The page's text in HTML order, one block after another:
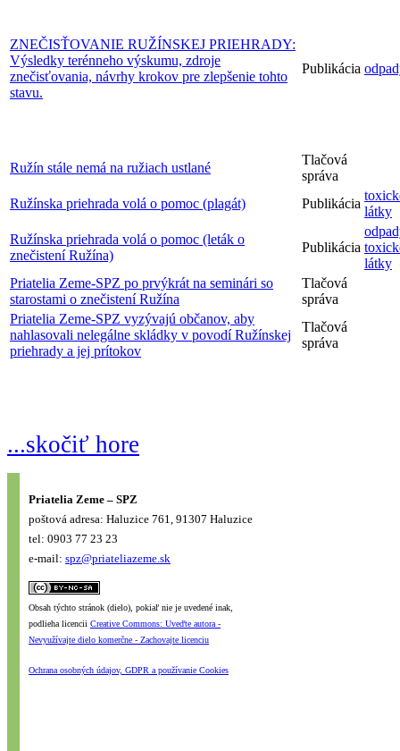
ZNEČISŤOVANIE RUŽÍNSKEJ PRIEHRADY:
Výsledky terénneho výskumu, zdroje
znečisťovania, návrhy krokov pre zlepšenie tohto
stavu.
Publikácia
Ružín stále nemá na ružiach ustlané
Tlačová
správa
Ružínska priehrada volá o pomoc (plagát)
Publikácia
látky
Ružínska priehrada volá o pomoc (leták o
znečistení Ružína)
Publikácia
látky
Priatelia Zeme-SPZ po prvýkrát na seminári so
starostami o znečistení Ružína
Tlačová
správa
Priatelia Zeme-SPZ vyzývajú občanov, aby
nahlasovali nelegálne skládky v povodí Ružínskej
priehrady a jej prítokov
Tlačová
správa
...skočiť hore
Priatelia Zeme – SPZ
poštová adresa: Haluzice 761, 91307 Haluzice
tel: 0903 77 23 23
e-mail: spz@priateliazeme.sk
Obsah týchto stránok (dielo), pokiaľ nie je uvedené inak,
podlieha licencii Creative Commons: Uveďte autora -
Nevyužívajte dielo komerčne - Zachovajte licenciu
Ochrana osobných údajov, GDPR a používanie Cookies